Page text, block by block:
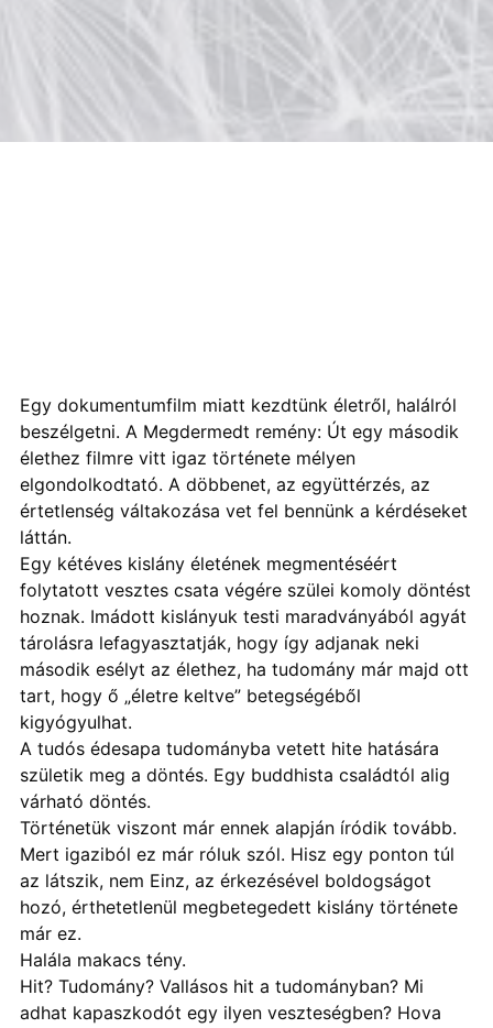
Egy dokumentumfilm miatt kezdtünk életről, halálról
beszélgetni. A Megdermedt remény: Út egy második
élethez filmre vitt igaz története mélyen
elgondolkodtató. A döbbenet, az együttérzés, az
értetlenség váltakozása vet fel bennünk a kérdéseket
láttán.
Egy kétéves kislány életének megmentéséért
folytatott vesztes csata végére szülei komoly döntést
hoznak. Imádott kislányuk testi maradványából agyát
tárolásra lefagyasztatják, hogy így adjanak neki
második esélyt az élethez, ha tudomány már majd ott
tart, hogy ő „életre keltve” betegségéből
kigyógyulhat.
A tudós édesapa tudományba vetett hite hatására
születik meg a döntés. Egy buddhista családtól alig
várható döntés.
Történetük viszont már ennek alapján íródik tovább.
Mert igaziból ez már róluk szól. Hisz egy ponton túl
az látszik, nem Einz, az érkezésével boldogságot
hozó, érthetetlenül megbetegedett kislány története
már ez.
Halála makacs tény.
Hit? Tudomány? Vallásos hit a tudományban? Mi
adhat kapaszkodót egy ilyen veszteségben? Hova